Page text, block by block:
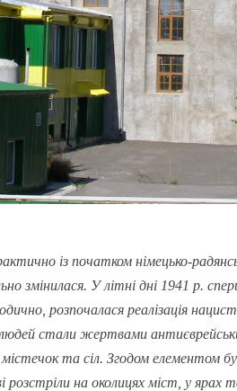
із початком німецько-
змінилася. У літні дні 1941 р.
розпочалася реалізація
людей стали жертвами
містечок та сіл. Згодом елементом
розстріли на околицях міст, у